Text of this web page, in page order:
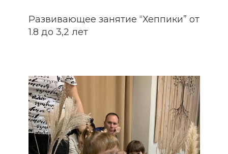
Развивающее занятие “Хеппики” от
1.8 до 3,2 лет